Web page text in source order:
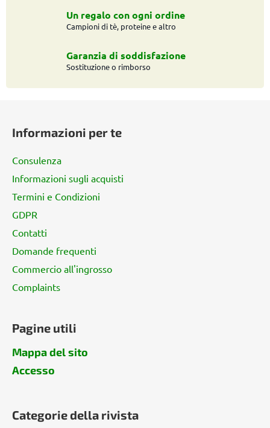
d
e
l
'
Un regalo con ogni ordine
Campioni di tè, proteine e altro
Garanzia di soddisfazione
Sostituzione o rimborso
Informazioni per te
Consulenza
Informazioni sugli acquisti
Termini e Condizioni
GDPR
Contatti
Domande frequenti
Commercio all'ingrosso
Complaints
Pagine utili
Mappa del sito
Accesso
Categorie della rivista